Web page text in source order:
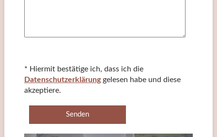
* Hiermit bestätige ich, dass ich die
Datenschutzerklärunggelesen habe und diese
akzeptiere.